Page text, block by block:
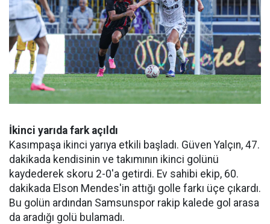
İkinci yarıda fark açıldı
Kasımpaşa ikinci yarıya etkili başladı. Güven Yalçın, 47.
dakikada kendisinin ve takımının ikinci golünü
kaydederek skoru 2-0'a getirdi. Ev sahibi ekip, 60.
dakikada Elson Mendes'in attığı golle farkı üçe çıkardı.
Bu golün ardından Samsunspor rakip kalede gol arasa
da aradığı golü bulamadı.